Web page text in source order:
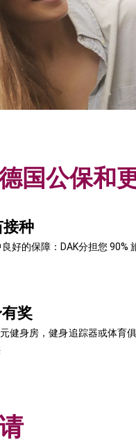
国公保和
种
好的保障：DAK分担您 90%
奖
健身房，健身追踪器或体育